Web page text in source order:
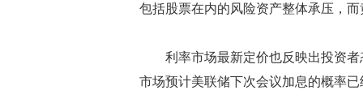
包括股票在内的风险资产整体承压，
利率市场最新定价也反映出投资者
市场预计美联储下次会议加息的概率